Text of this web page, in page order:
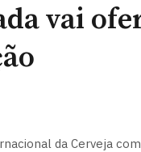
vai
da Cerveja